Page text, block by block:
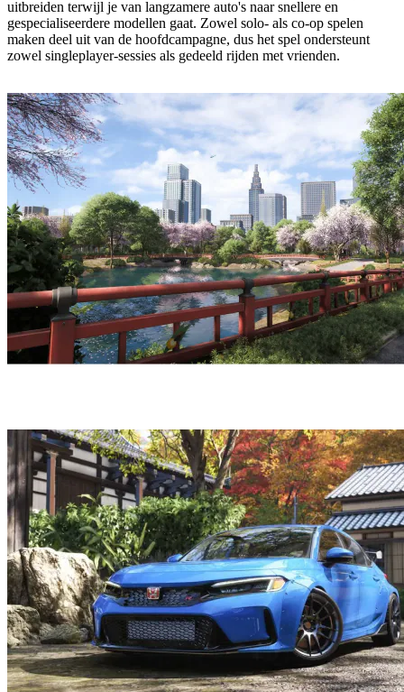
uitbreiden terwijl je van langzamere auto's naar snellere en
gespecialiseerdere modellen gaat. Zowel solo- als co-op spelen
maken deel uit van de hoofdcampagne, dus het spel ondersteunt
zowel singleplayer-sessies als gedeeld rijden met vrienden.